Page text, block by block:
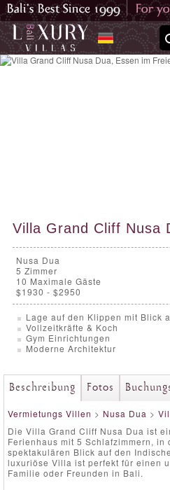
Villa Grand Cliff Nusa
Nusa Dua
5 Zimmer
10 Maximale Gäste
$1930 - $2950
Lage auf den Klippen mit Blick
Vollzeitkräfte & Koch
Gym Einrichtungen
Moderne Architektur
Beschreibung Fotos
Vermietungs Villen > Nusa Dua >
Die Villa Grand Cliff Nusa Dua ist
Ferienhaus mit 5 Schlafzimmern, in
spektakulären Blick auf den
luxuriöse Villa ist perfekt für einen
Familie oder Freunden in Bali.